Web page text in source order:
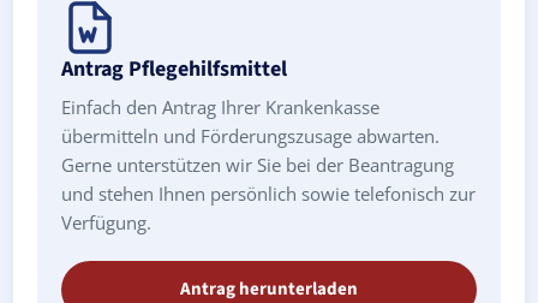
Antrag Pflegehilfsmittel
Einfach den Antrag Ihrer Krankenkasse
übermitteln und Förderungszusage abwarten.
Gerne unterstützen wir Sie bei der Beantragung
und stehen Ihnen persönlich sowie telefonisch zur
Verfügung.
Antrag herunterladen